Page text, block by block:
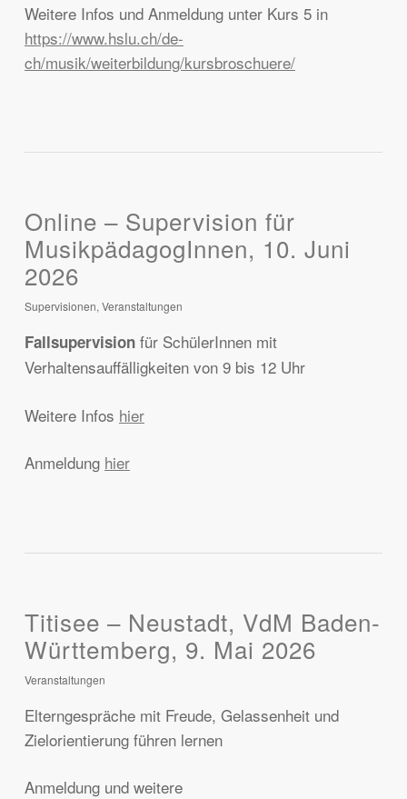
Weitere Infos und Anmeldung unter Kurs 5 in
https://www.hslu.ch/de-
ch/musik/weiterbildung/kursbroschuere/
Online – Supervision für
MusikpädagogInnen, 10. Juni
2026
Supervisionen, Veranstaltungen
Fallsupervisionfür SchülerInnen mit
Verhaltensauffälligkeiten von 9 bis 12 Uhr
Weitere Infos hier
Anmeldung hier
Titisee – Neustadt, VdM Baden-
Württemberg, 9. Mai 2026
Veranstaltungen
Elterngespräche mit Freude, Gelassenheit und
Zielorientierung führen lernen
Anmeldung und weitere